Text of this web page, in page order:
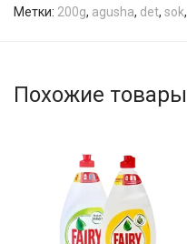
Метки: 200g, agusha, det, sok,
Похожие товары